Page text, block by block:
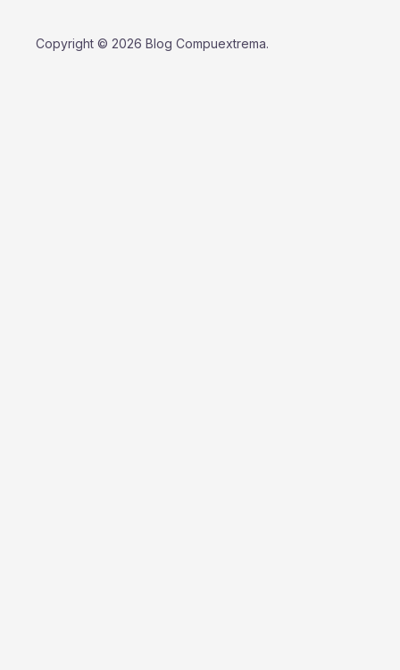
Copyright © 2026 Blog Compuextrema.